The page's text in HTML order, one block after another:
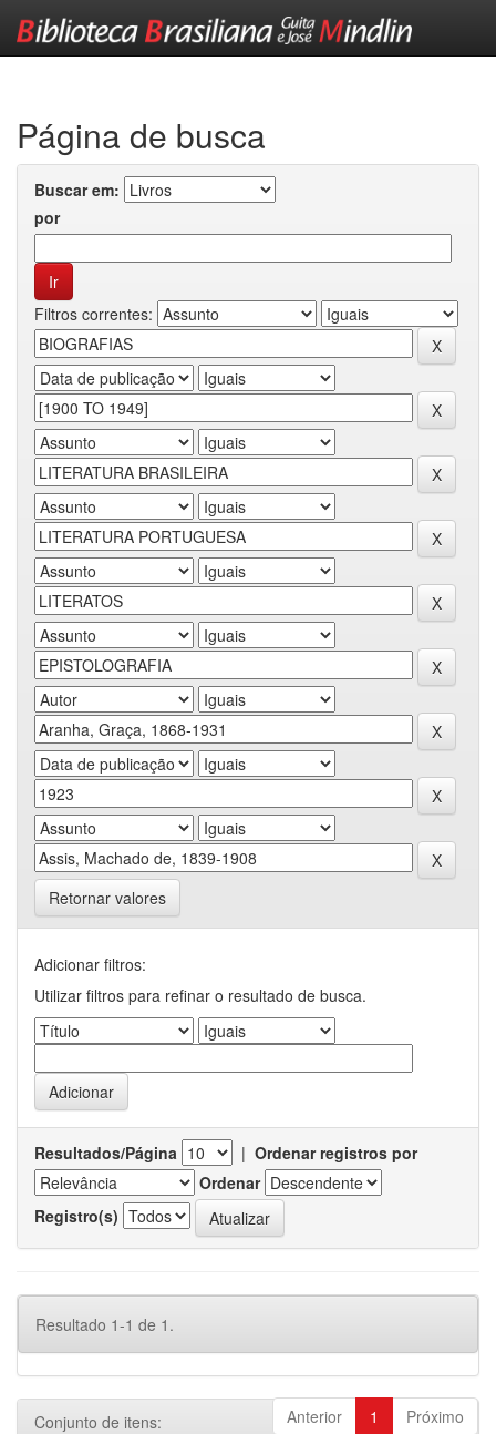
Página de busca
Buscar em:
por
Filtros correntes:
Retornar valores
Adicionar filtros:
Utilizar filtros para refinar o resultado de busca.
Resultados/Página | Ordenar registros por
Ordenar
Registro(s)
Resultado 1-1 de 1.
Anterior 1 Próximo
Conjunto de itens: